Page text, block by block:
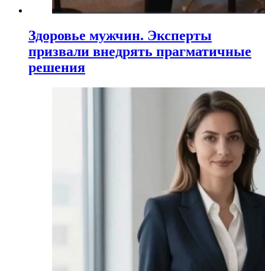
Здоровье мужчин. Эксперты
призвали внедрять прагматичные
решения